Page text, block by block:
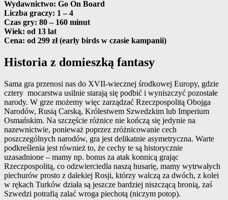
Wydawnictwo: Go On Board
Liczba graczy: 1 – 4
Czas gry: 80 – 160 minut
Wiek: od 13 lat
Cena: od 299 zł (early birds w czasie kampanii)
Historia z domieszką fantasy
Sama gra przenosi nas do XVII-wiecznej środkowej Europy, gdzie
cztery mocarstwa usilnie starają się podbić i wyniszczyć pozostałe
narody. W grze możemy więc zarządzać Rzeczpospolitą Obojga
Narodów, Rusią Carską, Królestwem Szwedzkim lub Imperium
Osmańskim. Na szczęście różnice nie kończą się jedynie na
nazewnictwie, ponieważ poprzez zróżnicowanie cech
poszczególnych narodów, gra jest delikatnie asymetryczna. Warte
podkreślenia jest również to, że cechy te są historycznie
uzasadnione – mamy np. bonus za atak konnicą grając
Rzeczpospolitą, co odzwierciedla naszą husarię, mamy wytrwałych
piechurów prosto z dalekiej Rosji, którzy walczą za dwóch, z kolei
w rękach Turków działa są jeszcze bardziej niszczącą bronią, zaś
Szwedzi potrafią zalać wroga piechotą (niczym potop).